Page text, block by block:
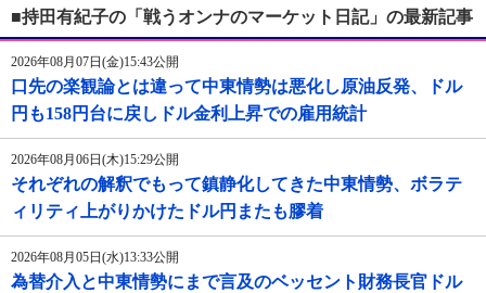
■持田有紀子の「戦うオンナのマーケット日記」の最新記事
2026年08月07日(金)15:43公開
口先の楽観論とは違って中東情勢は悪化し原油反発、ドル
円も158円台に戻しドル金利上昇での雇用統計
2026年08月06日(木)15:29公開
それぞれの解釈でもって鎮静化してきた中東情勢、ボラテ
ィリティ上がりかけたドル円またも膠着
2026年08月05日(水)13:33公開
為替介入と中東情勢にまで言及のベッセント財務長官ドル